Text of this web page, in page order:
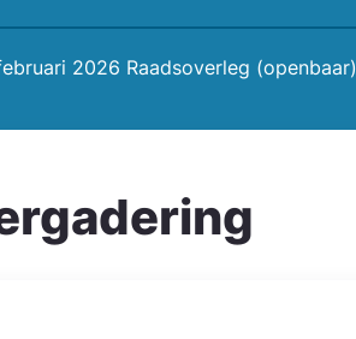
2026 Raadsoverleg (openbaar)